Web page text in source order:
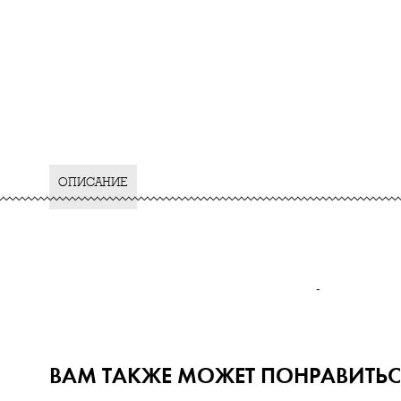
ОПИСАНИЕ
-
ВАМ ТАКЖЕ МОЖЕТ